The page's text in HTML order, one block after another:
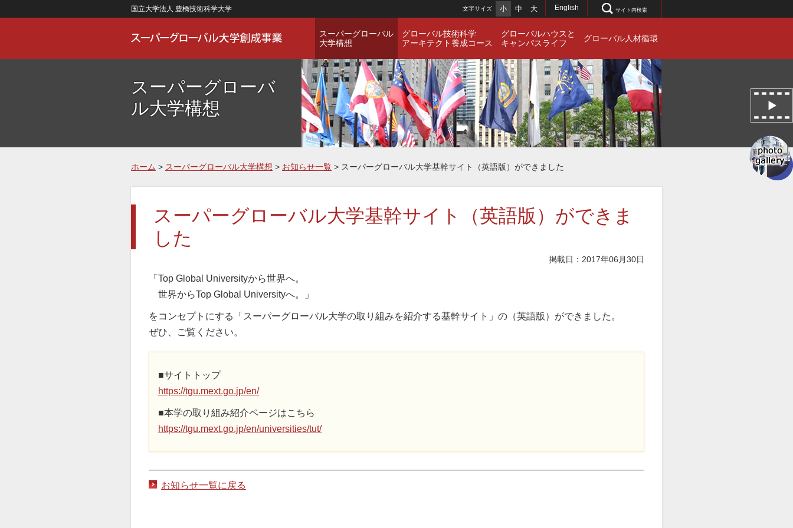
国立大学法人 豊橋技術科学大学 文字サイズ 小 中 大 English サイト内検索
スーパーグローバル
大学構想
グローバル技術科学
アーキテクト養成コース
グローバルハウスと
キャンパスライフ
グローバル人材循環
スーパーグローバ
ル大学構想
ホーム > スーパーグローバル大学構想 > お知らせ一覧 > スーパーグローバル大学基幹サイト（英語版）ができました
スーパーグローバル大学基幹サイト（英語版）ができま
した
掲載日：2017年06月30日
「Top Global Universityから世界へ。
世界からTop Global Universityへ。」
をコンセプトにする「スーパーグローバル大学の取り組みを紹介する基幹サイト」の（英語版）ができました。
ぜひ、ご覧ください。
■サイトトップ
https://tgu.mext.go.jp/en/
■本学の取り組み紹介ページはこちら
https://tgu.mext.go.jp/en/universities/tut/
お知らせ一覧に戻る